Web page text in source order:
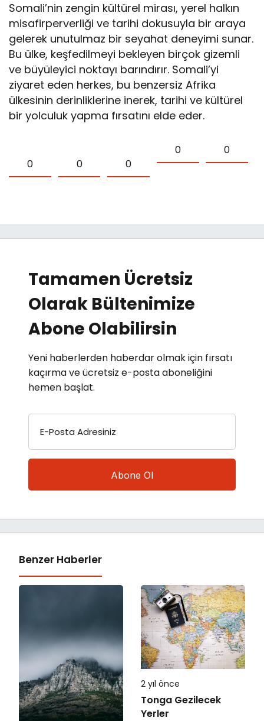
Somali’nin zengin kültürel mirası, yerel halkın
misafirperverliği ve tarihi dokusuyla bir araya
gelerek unutulmaz bir seyahat deneyimi sunar.
Bu ülke, keşfedilmeyi bekleyen birçok gizemli
ve büyüleyici noktayı barındırır. Somali’yi
ziyaret eden herkes, bu benzersiz Afrika
ülkesinin derinliklerine inerek, tarihi ve kültürel
bir yolculuk yapma fırsatını elde eder.
0 0 0
0 0
Tamamen Ücretsiz
Olarak Bültenimize
Abone Olabilirsin
Yeni haberlerden haberdar olmak için fırsatı
kaçırma ve ücretsiz e-posta aboneliğini
hemen başlat.
E-Posta Adresiniz
Benzer Haberler
2 yıl önce
Tonga Gezilecek
Yerler